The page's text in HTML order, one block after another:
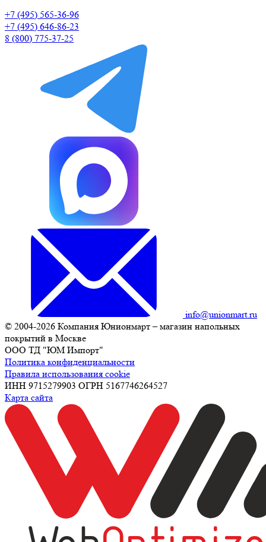
+7 (495) 565-36-96
+7 (495) 646-86-23
8 (800) 775-37-25
info@unionmart.ru
© 2004-2026 Компания Юнионмарт – магазин напольных
покрытий в Москве
ООО ТД "ЮМ Импорт"
Политика конфиденциальности
Правила использования cookie
ИНН 9715279903 ОГРН 5167746264527
Карта сайта